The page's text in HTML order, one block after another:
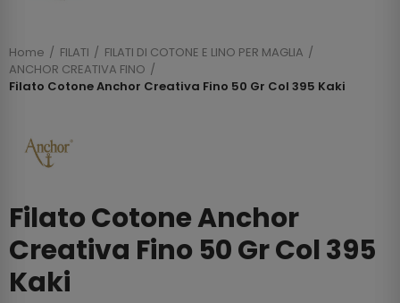
Home FILATI
FILATI DI COTONE E LINO PER MAGLIA
ANCHOR CREATIVA FINO
Filato Cotone Anchor Creativa Fino 50 Gr Col 395 Kaki
Filato Cotone Anchor
Creativa Fino 50 Gr Col 395
Kaki